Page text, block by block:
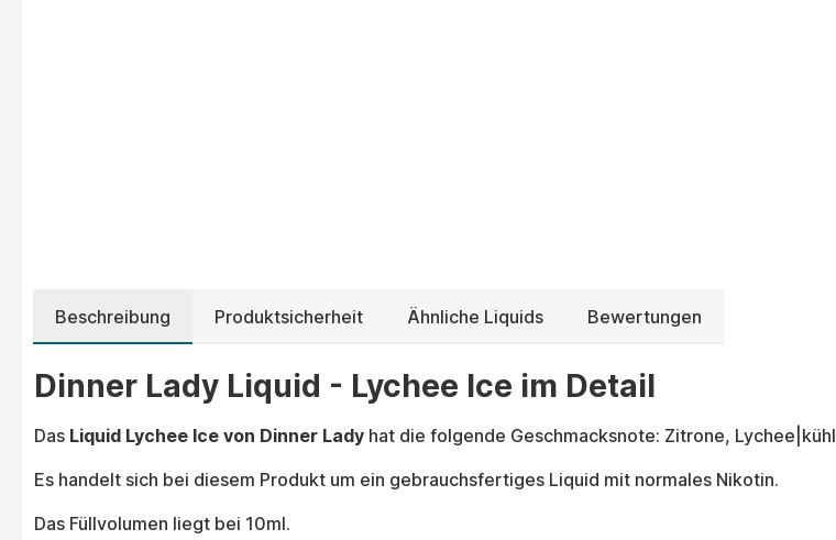
Beschreibung Produktsicherheit Ähnliche Liquids Bewertungen
Dinner Lady Liquid - Lychee Ice im Detail
Das Liquid Lychee Ice von Dinner Lady hat die folgende Geschmacksnote: Zitrone, Lychee|kühl
Es handelt sich bei diesem Produkt um ein gebrauchsfertiges Liquid mit normales Nikotin.
Das Füllvolumen liegt bei 10ml.